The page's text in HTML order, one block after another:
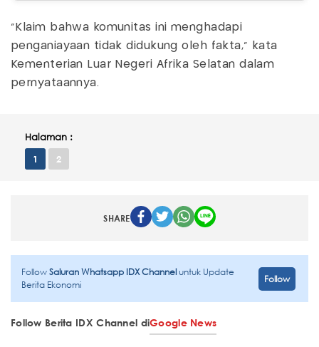
"Klaim bahwa komunitas ini menghadapi
penganiayaan tidak didukung oleh fakta," kata
Kementerian Luar Negeri Afrika Selatan dalam
pernyataannya.
Halaman :
1 2
SHARE
FollowSaluran Whatsapp IDX Channeluntuk Update
Berita Ekonomi
Follow
Follow Berita IDX Channel diGoogle News